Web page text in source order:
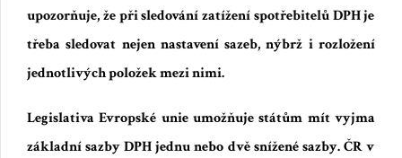
upozorňuje, že při sledování zatížení spotřebitelů DPH je
třeba sledovat nejen nastavení sazeb,nýbrž i rozložení
jednotlivých položek mezi nimi.
Legislativa Evropské unie umožňuje státům mít vyjma
základní sazby DPH jednu nebo dvě snížené sazby. ČRv